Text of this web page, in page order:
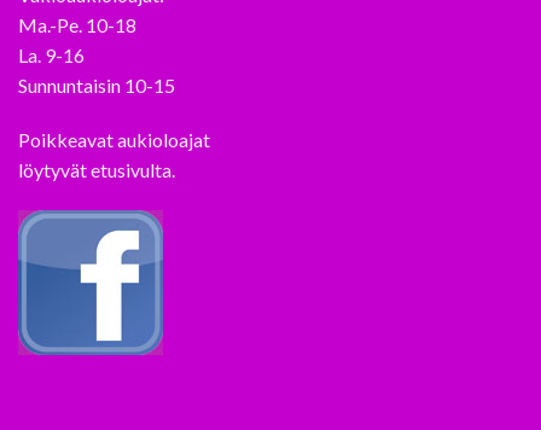
Ma.-Pe. 10-18
La. 9-16
Sunnuntaisin 10-15
Poikkeavat aukioloajat
löytyvät etusivulta.